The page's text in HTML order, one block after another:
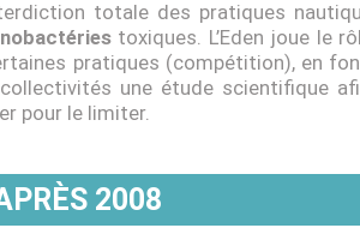
totale des pratiques
toxiques. L’Eden joue le
pratiques (compétition), en
collectivités une étude scientifique
pour le limiter.
2008